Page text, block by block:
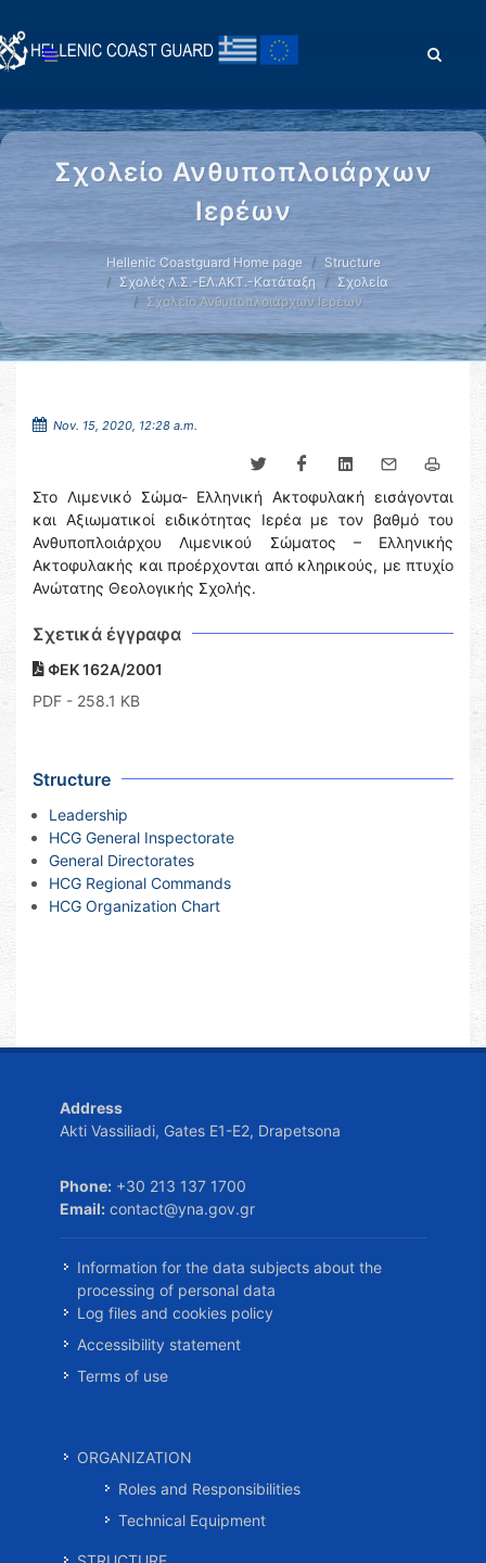
Σχολείο Ανθυποπλοιάρχων
Ιερέων
Hellenic Coastguard Home page
Structure
Σχολές Λ.Σ.-ΕΛ.ΑΚΤ.-Κατάταξη
Σχολεία
Σχολείο Ανθυποπλοιάρχων Ιερέων
Nov. 15, 2020, 12:28 a.m.
Στο Λιμενικό Σώμα- Ελληνική Ακτοφυλακή εισάγονται
και Αξιωματικοί ειδικότητας Ιερέα με τον βαθμό του
Ανθυποπλοιάρχου Λιμενικού Σώματος – Ελληνικής
Ακτοφυλακής και προέρχονται από κληρικούς, με πτυχίο
Ανώτατης Θεολογικής Σχολής.
Σχετικά έγγραφα
ΦΕΚ 162Α/2001
PDF - 258.1 KB
Structure
Leadership
HCG General Inspectorate
General Directorates
HCG Regional Commands
HCG Organization Chart
Address
Akti Vassiliadi, Gates E1-E2, Drapetsona
Phone: +30 213 137 1700
Email: contact@yna.gov.gr
Information for the data subjects about the
processing of personal data
Log files and cookies policy
Accessibility statement
Terms of use
ORGANIZATION
Roles and Responsibilities
Technical Equipment